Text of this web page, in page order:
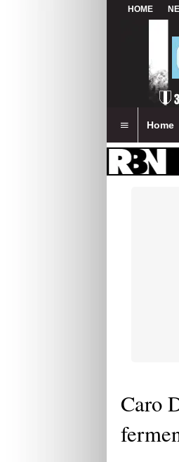
HOME
Home
Caro